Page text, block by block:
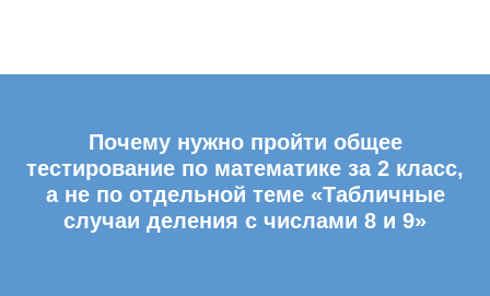
Почему нужно пройти общее
тестирование по математике за 2 класс,
а не по отдельной теме «Табличные
случаи деления с числами 8 и 9»